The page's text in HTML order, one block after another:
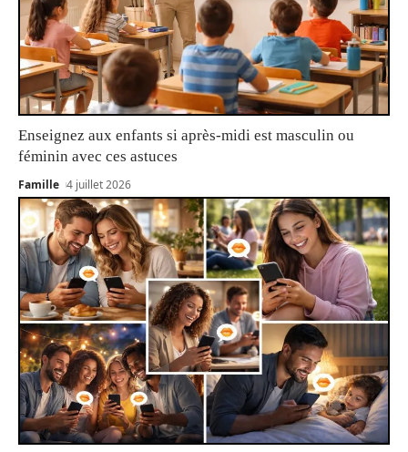
Enseignez aux enfants si après-midi est masculin ou
féminin avec ces astuces
Famille 4 juillet 2026